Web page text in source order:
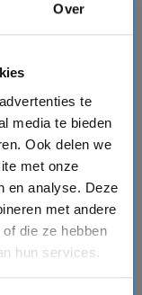
Over
te
media te bieden
Ook delen we
met onze
en analyse. Deze
met andere
die ze hebben
hun services.
favorite
chevron_right